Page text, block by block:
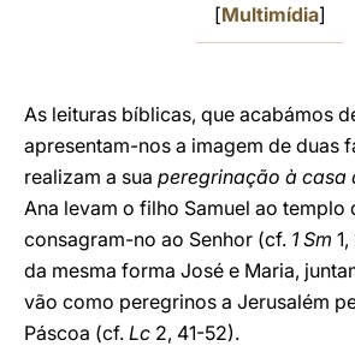
[Multimídia]
As leituras bíblicas, que acabámos
apresentam-nos a imagem de duas
realizam a sua peregrinação à casa
Ana levam o filho Samuel ao templo
consagram-no ao Senhor (cf. 1 Sm
da mesma forma José e Maria,
vão como peregrinos a Jerusalém
Páscoa (cf. Lc 2, 41-52).